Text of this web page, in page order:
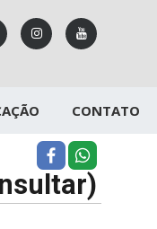
CONTATO